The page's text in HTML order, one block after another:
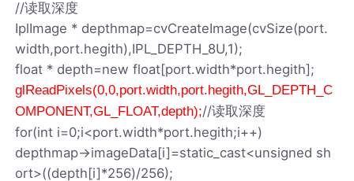
//读取深度
IplImage * depthmap=cvCreateImage(cvSize(port.
width,port.hegith),IPL_DEPTH_8U,1);
float * depth=new float[port.width*port.hegith];
glReadPixels(0,0,port.width,port.hegith,GL_DEPTH_C
OMPONENT,GL_FLOAT,depth);//读取深度
for(int i=0;i<port.width*port.hegith;i++)
depthmap->imageData[i]=static_cast<unsigned sh
ort>((depth[i]*256)/256);